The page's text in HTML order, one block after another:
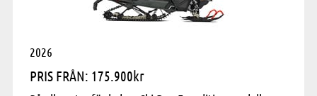
2026
PRIS FRÅN: 175.900kr